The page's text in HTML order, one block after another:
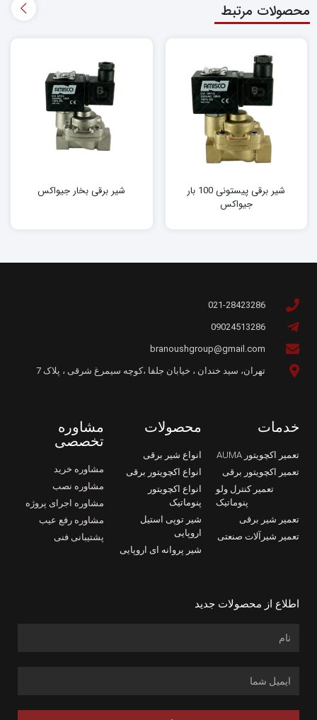
محصولات مرتبط
شیر برقی پیستونی 100 بار
جیواکس
شیر برقی بخار جیواکس
021-28423286
09024513286
branoushgroup@gmail.com
تهران، سید خندان ، خیابان جلفا ،کوچه سیمرغ شرقی ، پلاک 7
خدمات
تعمیر اکچویتور AUMA
تعمیر اکچویتور برقی
تعمیر کنترل ولو
پنوماتیک
تعمیر شیر برقی
تعمیر شیرآلات صنعتی
محصولات
انواع شیر برقی
انواع اکچویتور برقی
انواع اکچویتور
پنوماتیک
شیر توپی استیل
اروپایی
شیر پروانه ای اروپایی
مشاوره
تخصصی
مشاوره خرید
مشاوره نصب
مشاوره اجرای پروژه
مشاوره رفع عیب
پشتیبانی فنی
اطلاع از محصولات جدید